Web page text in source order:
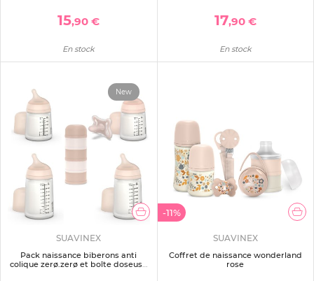
15,90 €
En stock
17,90 €
En stock
New
SUAVINEX
Pack naissance biberons anti
colique zerø.zerø et boîte doseuse
-11%
SUAVINEX
Coffret de naissance wonderland
rose